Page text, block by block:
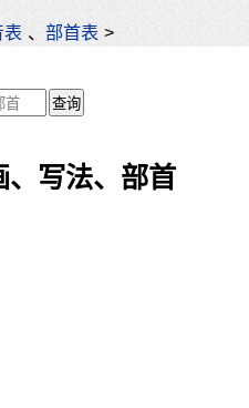
表 、部首表 >
、写法、部首